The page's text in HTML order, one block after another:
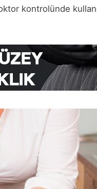
kontrolünde